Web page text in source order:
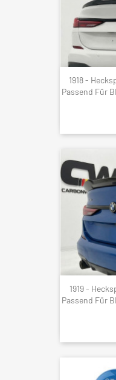
1918 -
Passend Für
1919 -
Passend Für